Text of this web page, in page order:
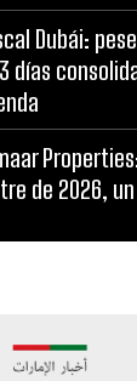
Dubái:
días
de 2026,